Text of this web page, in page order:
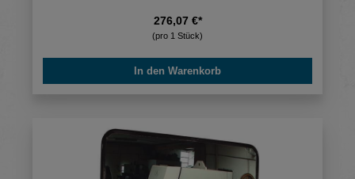
276,07 €*
(pro 1 Stück)
In den Warenkorb